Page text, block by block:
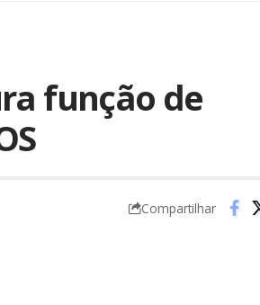
função de
Compartilhar